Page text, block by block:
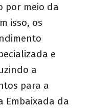
por meio da
isso, os
e
a
para a
Embaixada da